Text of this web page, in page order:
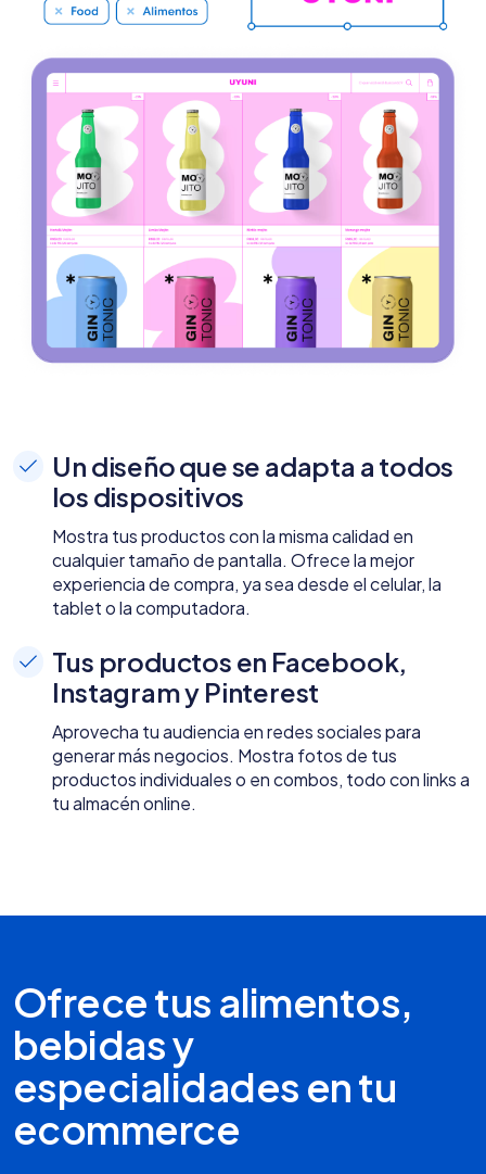
Un diseño que se adapta a todos
los dispositivos
Mostra tus productos con la misma calidad en
cualquier tamaño de pantalla. Ofrece la mejor
experiencia de compra, ya sea desde el celular, la
tablet o la computadora.
Tus productos en Facebook,
Instagram y Pinterest
Aprovecha tu audiencia en redes sociales para
generar más negocios. Mostra fotos de tus
productos individuales o en combos, todo con links a
tu almacén online.
Ofrece tus alimentos,
bebidas y
especialidades en tu
ecommerce